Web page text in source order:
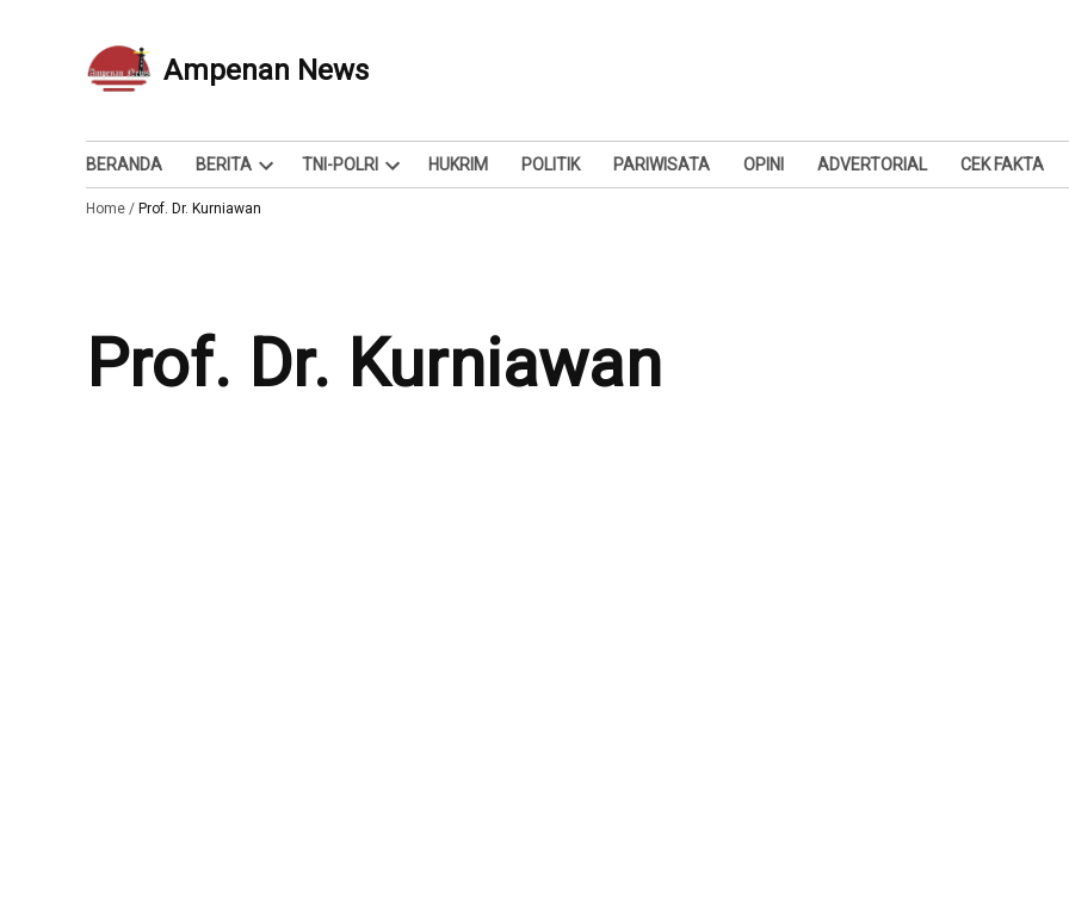
Ampenan News
Berita dan Info
BERANDA BERITA
Open
TNI-POLRI
Open
HUKRIM POLITIK PARIWISATA OPINI ADVERTORIAL CEK FAKTA
Home / Prof. Dr. Kurniawan
Prof. Dr. Kurniawan